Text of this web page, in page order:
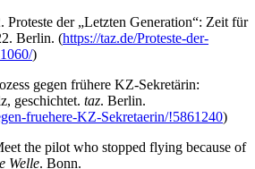
Proteste der „Letzten Generation“: Zeit für
Berlin. (https://taz.de/Proteste-der-
)
gegen frühere KZ-Sekretärin:
geschichtet. taz. Berlin.
fruehere-KZ-Sekretaerin/!5861240)
the pilot who stopped flying because of
Welle. Bonn.